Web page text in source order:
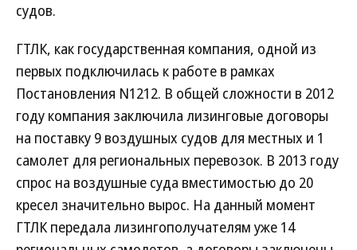
судов.
ГТЛК, как государственная компания, одной из
первых подключилась к работе в рамках
Постановления N1212. В общей сложности в 2012
году компания заключила лизинговые договоры
на поставку 9 воздушных судов для местных и 1
самолет для региональных перевозок. В 2013 году
спрос на воздушные суда вместимостью до 20
кресел значительно вырос. На данный момент
ГТЛК передала лизингополучателям уже 14